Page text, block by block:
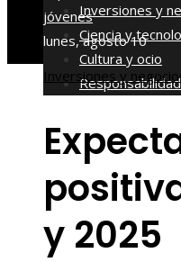
jóvenes
lunes, agosto 10
Inversiones y
Ciencia y
Cultura y ocio
Inversiones y
y 2025